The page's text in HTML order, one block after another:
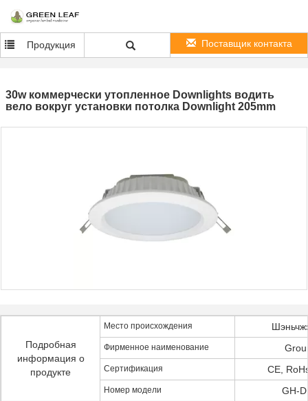
Продукция Поставщик контакта
30w коммерчески утопленное Downlights водить
вело вокруг установки потолка Downlight 205mm
Подробная
информация о
продукте
Место происхождения
Фирменное наименование
Сертификация CE,
Номер модели GH-